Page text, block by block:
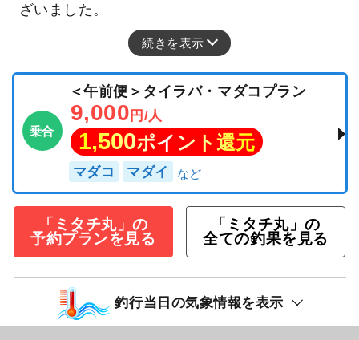
ざいました。
続きを表示
乗合
＜午前便＞タイラバ・マダコプラン
9,000 円/人
1,500ポイント還元
マダコ マダイ
「ミタチ丸」の
予約プランを見る
「ミタチ丸」の
全ての釣果を見る
釣行当日の気象情報を表示